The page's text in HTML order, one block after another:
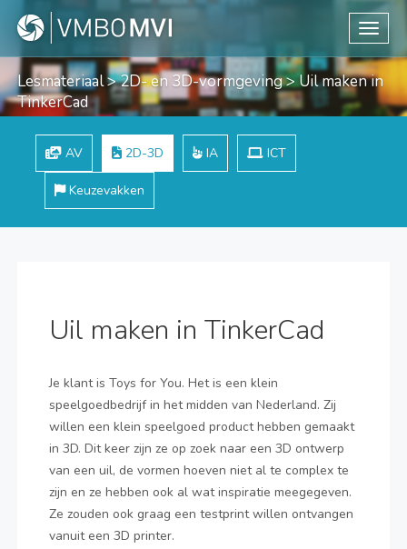
Lesmateriaal>2D- en 3D-vormgeving> Uil maken in
TinkerCad
AV 2D-3D IA ICT
Keuzevakken
Uil maken in TinkerCad
Je klant is Toys for You. Het is een klein
speelgoedbedrijf in het midden van Nederland. Zij
willen een klein speelgoed product hebben gemaakt
in 3D. Dit keer zijn ze op zoek naar een 3D ontwerp
van een uil, de vormen hoeven niet al te complex te
zijn en ze hebben ook al wat inspiratie meegegeven.
Ze zouden ook graag een testprint willen ontvangen
vanuit een 3D printer.